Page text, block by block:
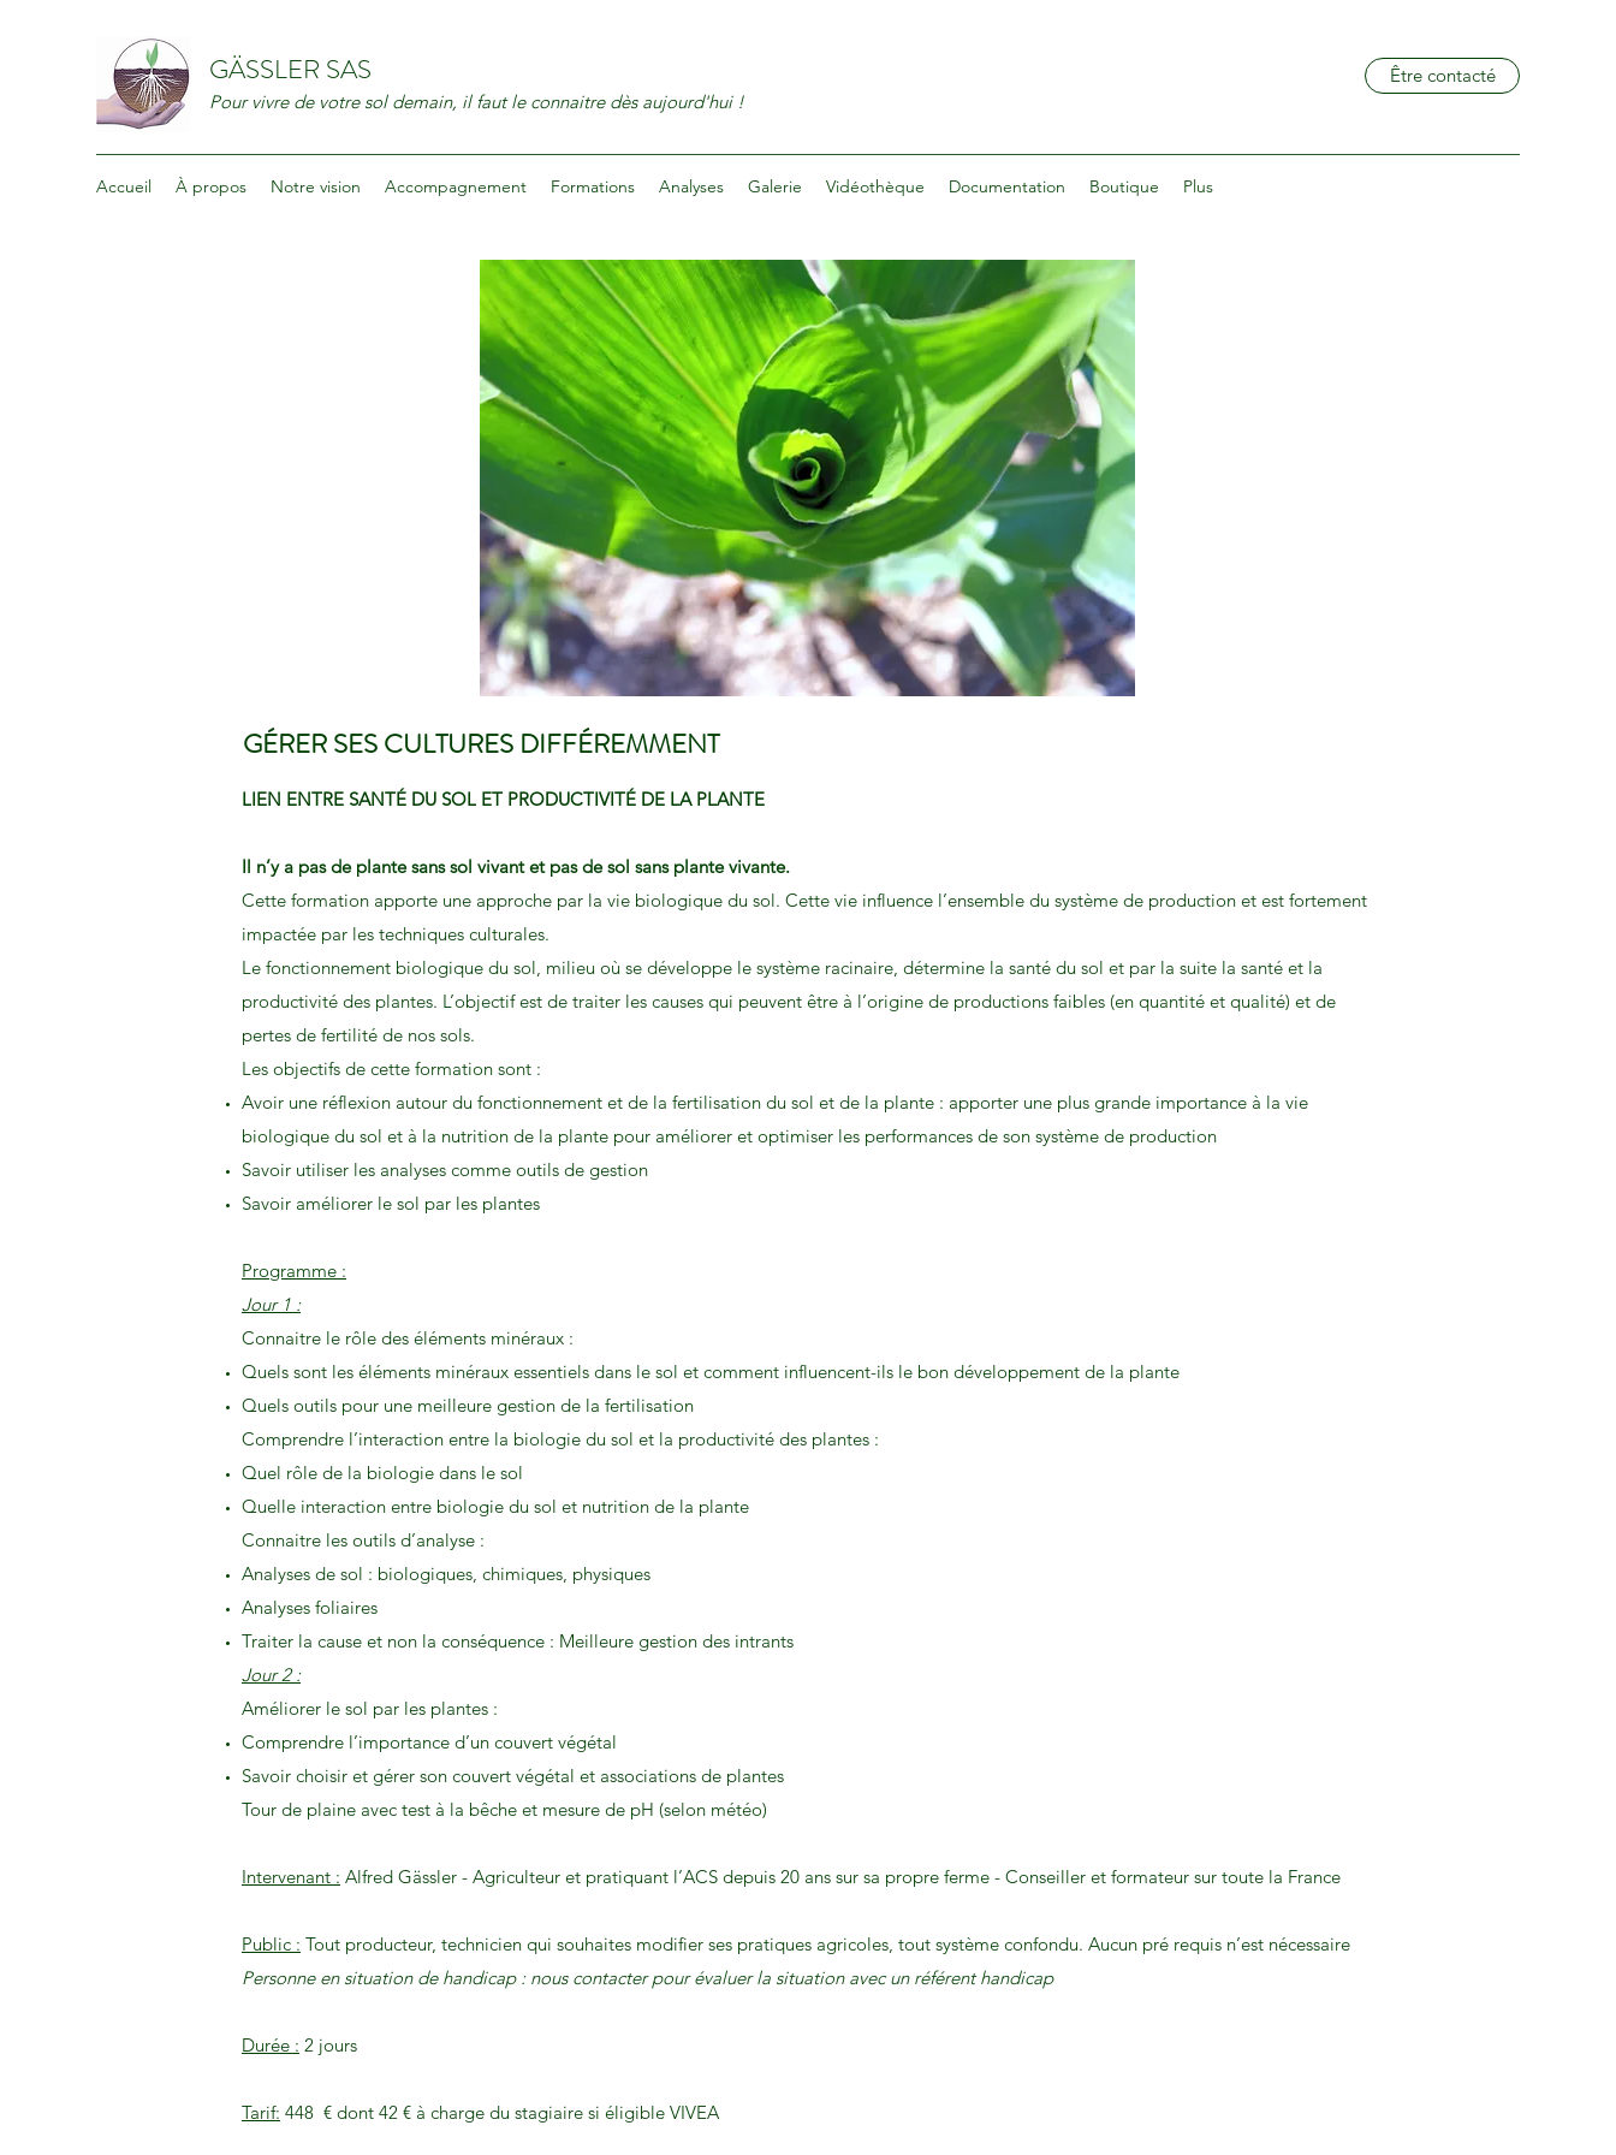
GÄSSLER SAS
Pour vivre de votre sol demain, il faut le connaitre dès aujourd'hui !
Être contacté
Accueil À propos Notre vision Accompagnement Formations Analyses Galerie Vidéothèque Documentation Boutique Plus
GÉRER SES CULTURES DIFFÉREMMENT
LIEN ENTRE SANTÉ DU SOL ET PRODUCTIVITÉ DE LA PLANTE
Il n’y a pas de plante sans sol vivant et pas de sol sans plante vivante.
Cette formation apporte une approche par la vie biologique du sol. Cette vie influence l’ensemble du système de production et est fortement
impactée par les techniques culturales.
Le fonctionnement biologique du sol, milieu où se développe le système racinaire, détermine la santé du sol et par la suite la santé et la
productivité des plantes. L’objectif est de traiter les causes qui peuvent être à l’origine de productions faibles (en quantité et qualité) et de
pertes de fertilité de nos sols.
Les objectifs de cette formation sont :
Avoir une réflexion autour du fonctionnement et de la fertilisation du sol et de la plante : apporter une plus grande importance à la vie
biologique du sol et à la nutrition de la plante pour améliorer et optimiser les performances de son système de production
Savoir utiliser les analyses comme outils de gestion
Savoir améliorer le sol par les plantes
Programme :
Jour 1 :
Connaitre le rôle des éléments minéraux :
Quels sont les éléments minéraux essentiels dans le sol et comment influencent-ils le bon développement de la plante
Quels outils pour une meilleure gestion de la fertilisation
Comprendre l’interaction entre la biologie du sol et la productivité des plantes :
Quel rôle de la biologie dans le sol
Quelle interaction entre biologie du sol et nutrition de la plante
Connaitre les outils d’analyse :
Analyses de sol : biologiques, chimiques, physiques
Analyses foliaires
Traiter la cause et non la conséquence : Meilleure gestion des intrants
Jour 2 :
Améliorer le sol par les plantes :
Comprendre l’importance d’un couvert végétal
Savoir choisir et gérer son couvert végétal et associations de plantes
Tour de plaine avec test à la bêche et mesure de pH (selon météo)
Intervenant : Alfred Gässler - Agriculteur et pratiquant l’ACS depuis 20 ans sur sa propre ferme - Conseiller et formateur sur toute la France
Public : Tout producteur, technicien qui souhaites modifier ses pratiques agricoles, tout système confondu. Aucun pré requis n’est nécessaire
Personne en situation de handicap : nous contacter pour évaluer la situation avec un référent handicap
Durée : 2 jours
Tarif: 448 € dont 42 € à charge du stagiaire si éligible VIVEA